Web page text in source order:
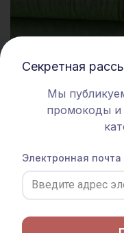
цв.Зеленая трава меланж,
440 руб. 550 руб.
Секретная
Мы
промокоды и
Электронная почта